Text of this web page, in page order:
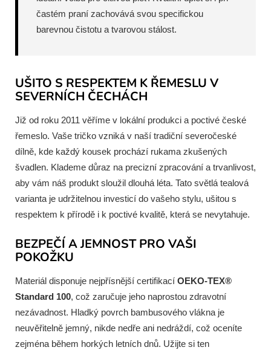
častém praní zachovává svou specifickou
barevnou čistotu a tvarovou stálost.
UŠITO S RESPEKTEM K ŘEMESLU V
SEVERNÍCH ČECHÁCH
Již od roku 2011 věříme v lokální produkci a poctivé české
řemeslo. Vaše tričko vzniká v naší tradiční severočeské
dílně, kde každý kousek prochází rukama zkušených
švadlen. Klademe důraz na precizní zpracování a trvanlivost,
aby vám náš produkt sloužil dlouhá léta. Tato světlá tealová
varianta je udržitelnou investicí do vašeho stylu, ušitou s
respektem k přírodě i k poctivé kvalitě, která se nevytahuje.
BEZPEČÍ A JEMNOST PRO VAŠI
POKOŽKU
Materiál disponuje nejpřísnější certifikací OEKO-TEX®
Standard 100, což zaručuje jeho naprostou zdravotní
nezávadnost. Hladký povrch bambusového vlákna je
neuvěřitelně jemný, nikde nedře ani nedráždí, což oceníte
zejména během horkých letních dnů. Užijte si ten